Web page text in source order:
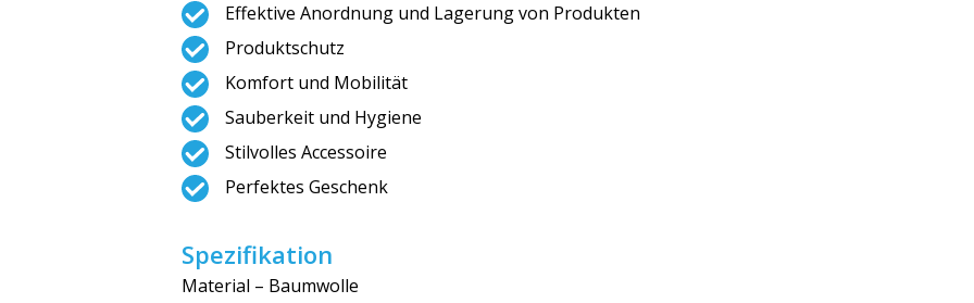
Effektive Anordnung und Lagerung von Produkten
Produktschutz
Komfort und Mobilität
Sauberkeit und Hygiene
Stilvolles Accessoire
Perfektes Geschenk
Spezifikation
Material – Baumwolle